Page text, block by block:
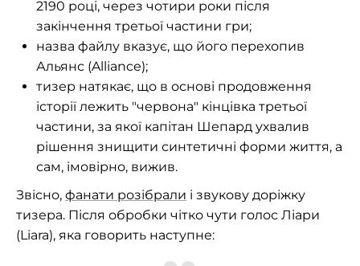
2190 році, через чотири роки після
закінчення третьої частини гри;
назва файлу вказує, що його перехопив
Альянс (Alliance);
тизер натякає, що в основі продовження
історії лежить "червона" кінцівка третьої
частини, за якої капітан Шепард ухвалив
рішення знищити синтетичні форми життя, а
сам, імовірно, вижив.
Звісно, фанати розібрали і звукову доріжку
тизера. Після обробки чітко чути голос Ліари
(Liara), яка говорить наступне: